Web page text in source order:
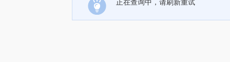
正在查询中，请刷新重试